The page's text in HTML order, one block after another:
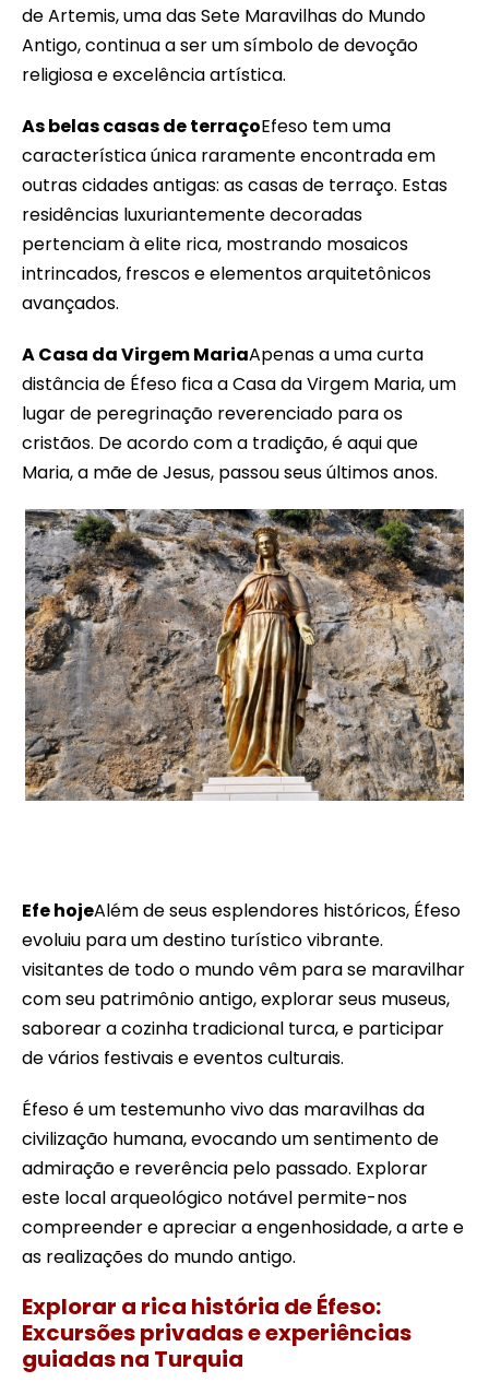
de Artemis, uma das Sete Maravilhas do Mundo
Antigo, continua a ser um símbolo de devoção
religiosa e excelência artística.
As belas casas de terraçoEfeso tem uma
característica única raramente encontrada em
outras cidades antigas: as casas de terraço. Estas
residências luxuriantemente decoradas
pertenciam à elite rica, mostrando mosaicos
intrincados, frescos e elementos arquitetônicos
avançados.
A Casa da Virgem MariaApenas a uma curta
distância de Éfeso fica a Casa da Virgem Maria, um
lugar de peregrinação reverenciado para os
cristãos. De acordo com a tradição, é aqui que
Maria, a mãe de Jesus, passou seus últimos anos.
Efe hojeAlém de seus esplendores históricos, Éfeso
evoluiu para um destino turístico vibrante.
visitantes de todo o mundo vêm para se maravilhar
com seu patrimônio antigo, explorar seus museus,
saborear a cozinha tradicional turca, e participar
de vários festivais e eventos culturais.
Éfeso é um testemunho vivo das maravilhas da
civilização humana, evocando um sentimento de
admiração e reverência pelo passado. Explorar
este local arqueológico notável permite-nos
compreender e apreciar a engenhosidade, a arte e
as realizações do mundo antigo.
Explorar a rica história de Éfeso:
Excursões privadas e experiências
guiadas na Turquia